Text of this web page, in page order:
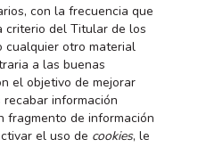
con la frecuencia que
criterio del Titular de los
cualquier otro material
a las buenas
el objetivo de mejorar
información
fragmento de información
el uso de cookies, le